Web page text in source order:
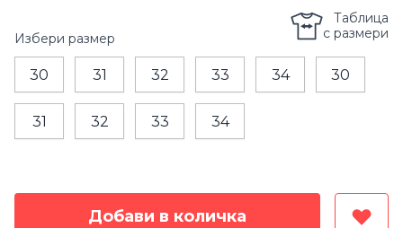
Избери размер
30 31 32 33 34 30
31 32 33 34
Таблица
с размери
Добави в количка